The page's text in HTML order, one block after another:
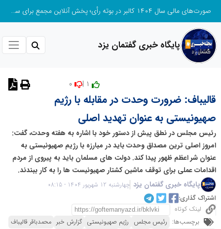
صورت‌های مالی سال ۱۴۰۴ کالبر در بوته رأی؛ پخش آنلاین مجمع برای سهامداران در سراسر کشور
پایگاه خبری گفتمان یزد
قالیباف: ضرورت وحدت در مقابله با رژیم
صهیونیستی به عنوان تهدید اصلی
رئیس مجلس در نطق پیش از دستور خود با اشاره به هفته وحدت، گفت:
امروز اصلی ترین مصداق وحدت باید در مبارزه با رژیم صهیونیستی به
عنوان شر اعظم ظهور پیدا کند. دولت های مسلمان باید به پیروی از مردم
اقدامات عملی برای توقف ماشین کشتار صهیونیست ها را به کار ببندند.
پایگاه خبری گفتمان یزد چهارشنبه 12 شهریور 1404 - 08:15
اشتراک گذاری:
لینک کوتاه
برچسب‌ها: رئیس مجلس رژیم صهیونیستی گزارش خبر محمدباقر قالیباف